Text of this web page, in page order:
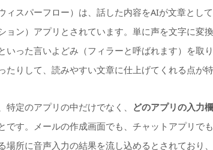
ィスパーフロー）は、話した内容をAIが文章とし
ョン）アプリとされています。単に声を文字に変
いった言いよどみ（フィラーと呼ばれます）を取
たりして、読みやすい文章に仕上げてくれる点が特
特定のアプリの中だけでなく、
どのアプリの入力
です。メールの作成画面でも、チャットアプリで
場所に音声入力の結果を流し込めるとされており